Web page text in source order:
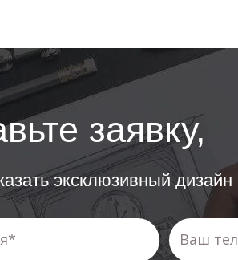
заявку,
эксклюзивный